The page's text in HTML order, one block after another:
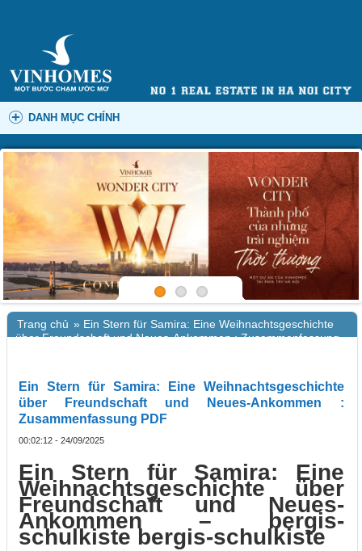
DANH MỤC CHÍNH
Trang chủ » Ein Stern für Samira: Eine Weihnachtsgeschichte
über Freundschaft und Neues-Ankommen : Zusammenfassung
Ein Stern für Samira: Eine Weihnachtsgeschichte
über Freundschaft und Neues-Ankommen :
Zusammenfassung PDF
00:02:12 - 24/09/2025
Ein Stern für Samira: Eine
Weihnachtsgeschichte über
Freundschaft und Neues-
Ankommen – bergis-
schulkiste bergis-schulkiste